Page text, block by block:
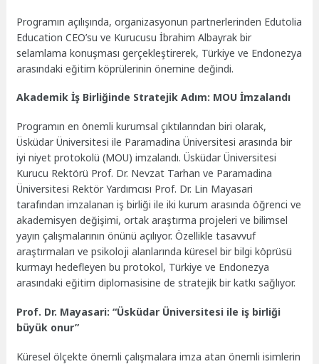
Programın açılışında, organizasyonun partnerlerinden Edutolia
Education CEO’su ve Kurucusu İbrahim Albayrak bir
selamlama konuşması gerçekleştirerek, Türkiye ve Endonezya
arasındaki eğitim köprülerinin önemine değindi.
Akademik İş Birliğinde Stratejik Adım: MOU İmzalandı
Programın en önemli kurumsal çıktılarından biri olarak,
Üsküdar Üniversitesi ile Paramadina Üniversitesi arasında bir
iyi niyet protokolü (MOU) imzalandı. Üsküdar Üniversitesi
Kurucu Rektörü Prof. Dr. Nevzat Tarhan ve Paramadina
Üniversitesi Rektör Yardımcısı Prof. Dr. Lin Mayasari
tarafından imzalanan iş birliği ile iki kurum arasında öğrenci ve
akademisyen değişimi, ortak araştırma projeleri ve bilimsel
yayın çalışmalarının önünü açılıyor. Özellikle tasavvuf
araştırmaları ve psikoloji alanlarında küresel bir bilgi köprüsü
kurmayı hedefleyen bu protokol, Türkiye ve Endonezya
arasındaki eğitim diplomasisine de stratejik bir katkı sağlıyor.
Prof. Dr. Mayasari: “Üsküdar Üniversitesi ile iş birliği
büyük onur”
Küresel ölçekte önemli çalışmalara imza atan önemli isimlerin